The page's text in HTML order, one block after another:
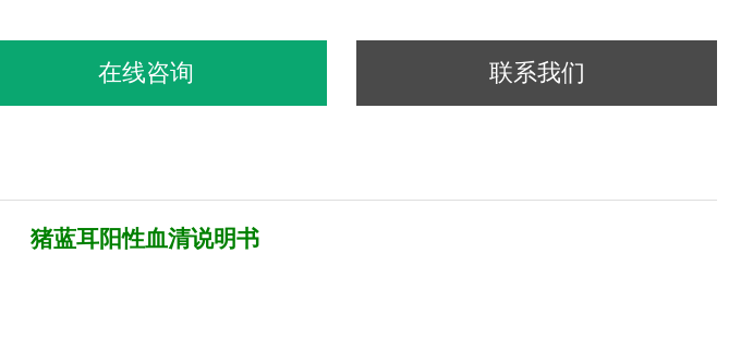
在线咨询 联系我们
猪蓝耳阳性血清说明书